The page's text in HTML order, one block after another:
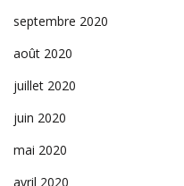
septembre 2020
août 2020
juillet 2020
juin 2020
mai 2020
avril 2020